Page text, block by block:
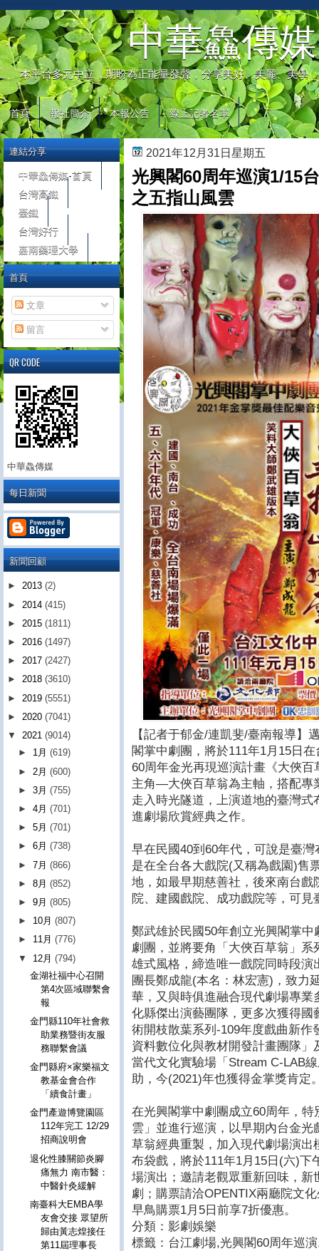
中華鱻傳媒
本平台多元中立，期盼為正能量發聲，分享美好、美麗、美學
首頁 報社簡介 本報公告 線上記者名單
2021年12月31日星期五
光興閣60周年巡演1/15
之五指山風雲
【記者于郁金/連凱斐/臺南報導】
閣掌中劇團，將於111年1月15日
60周年金光再現巡演計畫《大俠
主角—大俠百草翁為主軸，搭配專
走入時光隧道，上演道地的臺灣
進劇場欣賞經典之作。
早在民國40到60年代，可說是臺
是在全台各大戲院(又稱為戲園)售
地，如最早期慈善社，後來南台
院、建國戲院、成功戲院等，可見
鄭武雄於民國50年創立光興閣掌
劇團，並將要角「大俠百草翁」
雄式風格，締造唯一戲院同時段
團長鄭成龍(本名：林宏憲)，致力
華，又與時俱進融合現代劇場專
化縣傑出演藝團隊，更多次獲得
術開枝散葉系列-109年度戲曲新
資料數位化與教材開發計畫團隊
當代文化實驗場「Stream C-LAB
助，今(2021)年也獲得金掌獎肯定
在光興閣掌中劇團成立60周年，
雲」並進行巡演，以早期內台金
草翁經典重製，加入現代劇場演
布袋戲，將於111年1月15日(六)下
場演出；邀請老觀眾重新回味，
劇；購票請洽OPENTIX兩廳院文
早鳥購票1月5日前享7折優惠。
分類：影劇娛樂
標籤：台江劇場,光興閣60周年巡
連結分享
中華鱻傳媒-首頁
台灣高鐵
臺鐵
台灣好行
嘉南藥理大學
首頁
文章
留言
QR CODE
中華鱻傳媒
每日新聞
新聞回顧
► 2013 (2)
► 2014 (415)
► 2015 (1811)
► 2016 (1497)
► 2017 (2427)
► 2018 (3610)
► 2019 (5551)
► 2020 (7041)
▼ 2021 (9014)
► 1月(619)
► 2月(600)
►3月(755)
►4月(701)
►5月(701)
►6月(738)
►7月(866)
►8月(852)
►9月(805)
► 10月(807)
► 11月(776)
▼ 12月(794)
金湖社福中心召開
第4次區域聯繫會
報
金門縣110年社會救
助業務暨街友服
務聯繫會議
金門縣府×家樂福文
教基金會合作
「續食計畫」
金門產遊博覽園區
112年完工 12/29
招商說明會
退化性膝關節炎腳
痛無力 南市醫：
中醫針灸緩解
南臺科大EMBA學
友會交接 眾望所
歸由黃志煌接任
第11屆理事長